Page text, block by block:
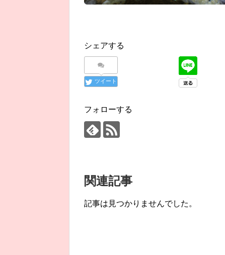
シェアする
ツイート
フォローする
関連記事
記事は見つかりませんでした。